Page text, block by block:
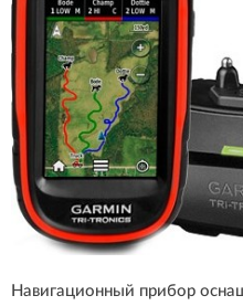
Навигационный прибор